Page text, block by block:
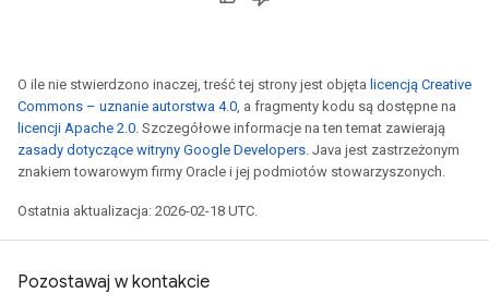
O ile nie stwierdzono inaczej, treść tej strony jest objęta licencją Creative
Commons – uznanie autorstwa 4.0, a fragmenty kodu są dostępne na
licencji Apache 2.0. Szczegółowe informacje na ten temat zawierają
zasady dotyczące witryny Google Developers. Java jest zastrzeżonym
znakiem towarowym firmy Oracle i jej podmiotów stowarzyszonych.
Ostatnia aktualizacja: 2026-02-18 UTC.
Pozostawaj w kontakcie